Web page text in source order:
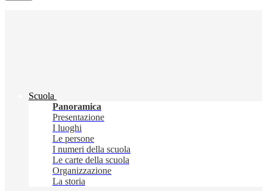
Scuola
Panoramica
Presentazione
I luoghi
Le persone
I numeri della scuola
Le carte della scuola
Organizzazione
La storia